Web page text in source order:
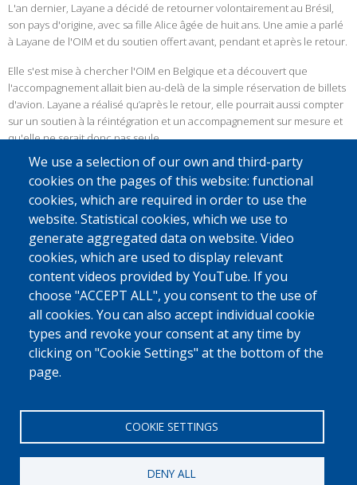
L'an dernier, Layane a décidé de retourner volontairement au Brésil,
son pays d'origine, avec sa fille Alice âgée de huit ans. Une amie a parlé
à Layane de l'OIM et du soutien offert avant, pendant et après le retour.
Elle s'est mise à chercher l'OIM en Belgique et a découvert que
l'accompagnement allait bien au-delà de la simple réservation de billets
d'avion. Layane a réalisé qu’après le retour, elle pourrait aussi compter
sur un soutien à la réintégration et un accompagnement sur mesure et
qu'elle ne serait donc pas seule.
UN NOUVEAU DÉPART
Au Brésil, Layena a pu compter sur l’accompagnement du partenaire
local de l'OIM : elle a entre autres utilisé le soutien à la réintégration
pour suivre des cours d’esthétique, acheter le matériel nécessaire pour
ce travail et aménager son logement.
Grâce à ce soutien et aux initiatives qu'elle a entreprises, elle a
rapidement trouvé un job dans un institut de beauté de sa ville.
Désormais, elle peut aider sa famille financièrement. Bonne chance,
Layane !
Envie de découvrir le récit de Layane ? Ne manquez pas cette vidéo
Source: OIM.
We use a selection of our own and third-party
cookies on the pages of this website: functional
cookies, which are required in order to use the
website. Statistical cookies, which we use to
generate aggregated data on website. Video
cookies, which are used to display relevant
content videos provided by YouTube. If you
choose "ACCEPT ALL", you consent to the use of
all cookies. You can also accept individual cookie
types and revoke your consent at any time by
clicking on "Cookie Settings" at the bottom of the
page.
COOKIE SETTINGS
DENY ALL